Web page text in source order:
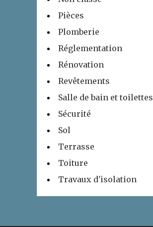
Pièces
Plomberie
Réglementation
Rénovation
Revêtements
Salle de bain et toilettes
Sécurité
Sol
Terrasse
Toiture
Travaux d'isolation